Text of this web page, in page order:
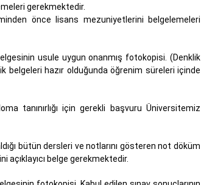
gerekmektedir.
önce lisans mezuniyetlerini belgelemeleri
usule uygun onanmış fotokopisi. (Denklik
belgeleri hazır olduğunda öğrenim süreleri içinde
tanınırlığı için gerekli başvuru Üniversitemiz
bütün dersleri ve notlarını gösteren not döküm
belge gerekmektedir.